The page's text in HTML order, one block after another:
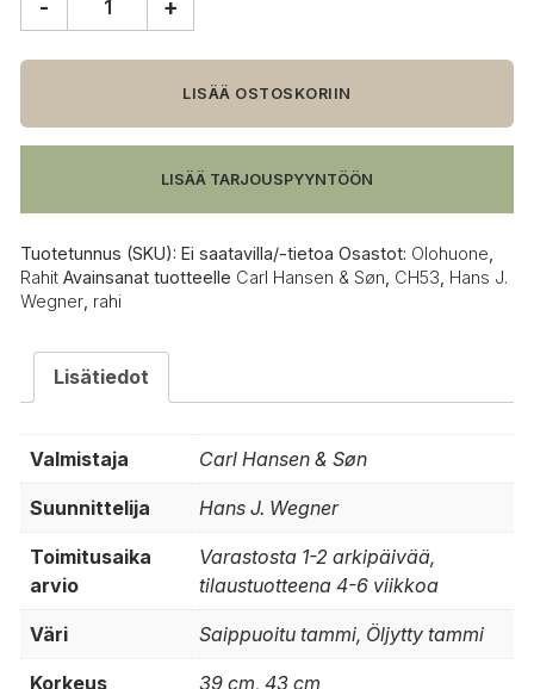
&
CH53
rahi
- +
LISÄÄ OSTOSKORIIN
LISÄÄ TARJOUSPYYNTÖÖN
Tuotetunnus (SKU): Ei saatavilla/-tietoa Osastot: Olohuone
Rahit Avainsanat tuotteelle Carl Hansen & Søn CH53 Hans J.
Wegner rahi
Lisätiedot
Valmistaja Carl Hansen & Søn
Suunnittelija Hans J. Wegner
Toimitusaika
arvio
Varastosta 1-2 arkipäivää,
tilaustuotteena 4-6 viikkoa
Väri Saippuoitu tammi, Öljytty tammi
Korkeus 39 cm, 43 cm